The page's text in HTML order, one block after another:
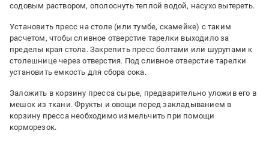
содовым раствором, ополоснуть теплой водой, насухо вытереть.
Установить пресс на столе (или тумбе, скамейке) с таким
расчетом, чтобы сливное отверстие тарелки выходило за
пределы края стола. Закрепить пресс болтами или шурупами к
столешнице через отверстия. Под сливное отверстие тарелки
установить емкость для сбора сока.
Заложить в корзину пресса сырье, предварительно уложив его в
мешок из ткани. Фрукты и овощи перед закладыванием в
корзину пресса необходимо измельчить при помощи
корморезок.